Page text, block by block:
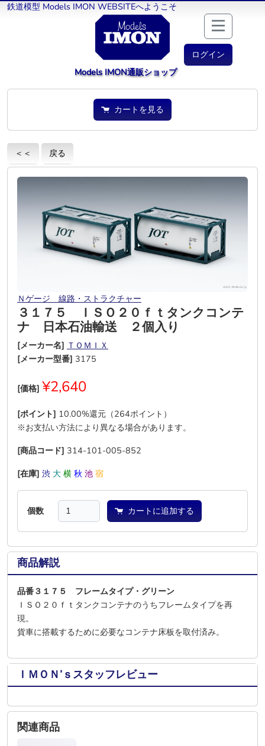
鉄道模型 Models IMON WEBSITEへようこそ
ログイン
Models IMON通販ショップ
カートを見る
＜＜ 戻る
Ｎゲージ＿線路・ストラクチャー
３１７５ ＩＳＯ２０ｆｔタンクコンテ
ナ 日本石油輸送 ２個入り
[メーカー名] ＴＯＭＩＸ
[メーカー型番] 3175
[価格] ¥2,640
[ポイント] 10.00%還元（264ポイント）
※お支払い方法により異なる場合があります。
[商品コード] 314-101-005-852
[在庫] 渋 大 横 秋 池 宿
個数 カートに追加する
商品解説
品番３１７５ フレームタイプ・グリーン
ＩＳＯ２０ｆｔタンクコンテナのうちフレームタイプを再
現。
貨車に搭載するために必要なコンテナ床板を取付済み。
ＩＭＯＮ’ｓスタッフレビュー
関連商品